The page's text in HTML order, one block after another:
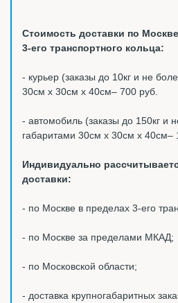
Стоимость доставки по
3-его транспортного кольца:
- курьер (заказы до 10кг и не
30см х 30см х 40см– 700 руб.
- автомобиль (заказы до 150кг и
габаритами 30см х 30см х 40см–
Индивидуально
доставки:
- по Москве в пределах 3-его
- по Москве за пределами МКАД;
- по Московской области;
- доставка крупногабаритных